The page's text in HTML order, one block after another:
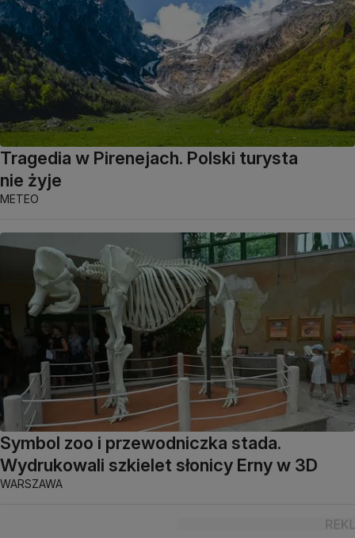
Tragedia w Pirenejach. Polski turysta
nie żyje
METEO
Symbol zoo i przewodniczka stada.
Wydrukowali szkielet słonicy Erny w 3D
WARSZAWA